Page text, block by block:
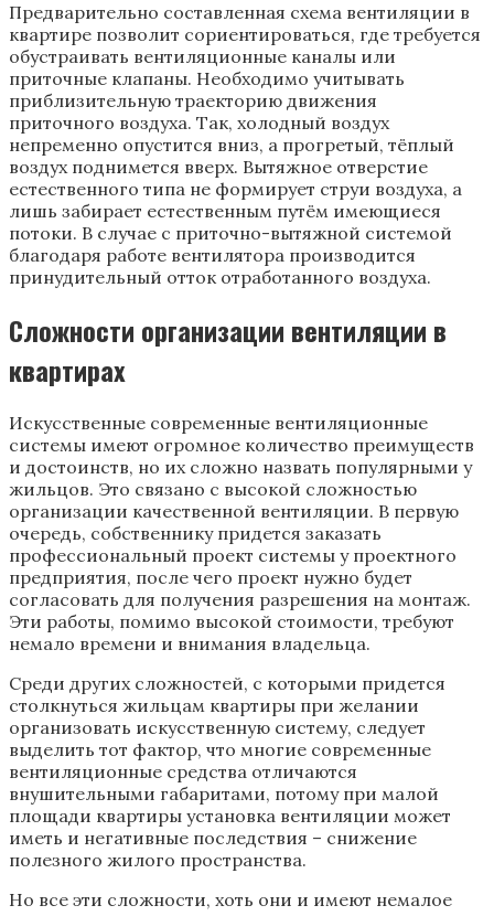
Предварительно составленная схема вентиляции в
квартире позволит сориентироваться, где требуется
обустраивать вентиляционные каналы или
приточные клапаны. Необходимо учитывать
приблизительную траекторию движения
приточного воздуха. Так, холодный воздух
непременно опустится вниз, а прогретый, тёплый
воздух поднимется вверх. Вытяжное отверстие
естественного типа не формирует струи воздуха, а
лишь забирает естественным путём имеющиеся
потоки. В случае с приточно-вытяжной системой
благодаря работе вентилятора производится
принудительный отток отработанного воздуха.
Сложности организации вентиляции в
квартирах
Искусственные современные вентиляционные
системы имеют огромное количество преимуществ
и достоинств, но их сложно назвать популярными у
жильцов. Это связано с высокой сложностью
организации качественной вентиляции. В первую
очередь, собственнику придется заказать
профессиональный проект системы у проектного
предприятия, после чего проект нужно будет
согласовать для получения разрешения на монтаж.
Эти работы, помимо высокой стоимости, требуют
немало времени и внимания владельца.
Среди других сложностей, с которыми придется
столкнуться жильцам квартиры при желании
организовать искусственную систему, следует
выделить тот фактор, что многие современные
вентиляционные средства отличаются
внушительными габаритами, потому при малой
площади квартиры установка вентиляции может
иметь и негативные последствия – снижение
полезного жилого пространства.
Но все эти сложности, хоть они и имеют немалое